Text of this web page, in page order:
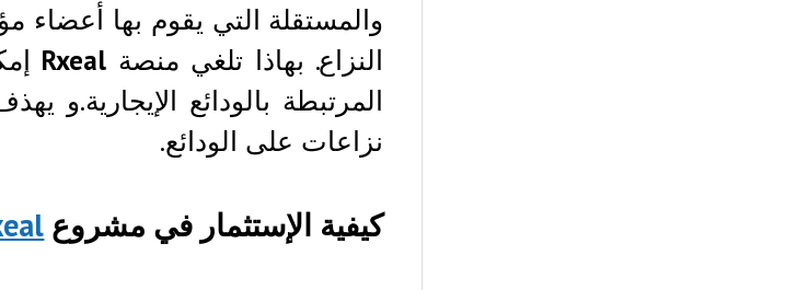
والمستقلة التي يقوم بها أعضاء
النزاع. بهاذا تلغي منصة Rxeal
نزاعات على الودائع.
كيفية الإستثمار في مشروع